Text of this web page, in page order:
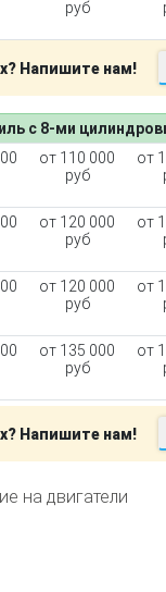
руб
Напишите нам!
с 8-ми
от 110 000
руб
от
от 120 000
руб
от
от 120 000
руб
от
от 135 000
руб
от
Напишите нам!
на двигатели